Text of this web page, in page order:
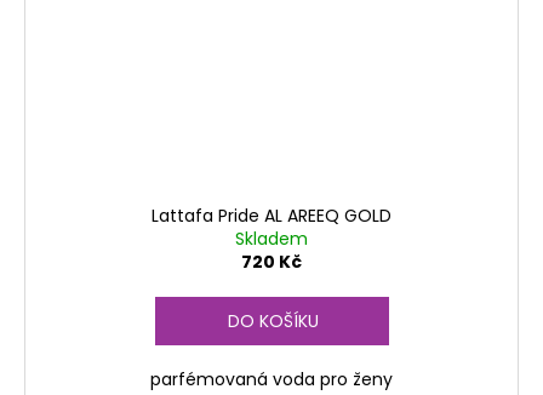
Lattafa Pride AL AREEQ GOLD
Skladem
720 Kč
DO KOŠÍKU
parfémovaná voda pro ženy